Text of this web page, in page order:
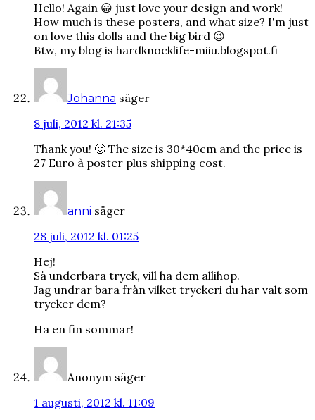
Hello! Again 😀 just love your design and work!
How much is these posters, and what size? I'm just
on love this dolls and the big bird 😉
Btw, my blog is hardknocklife-miiu.blogspot.fi
Johanna säger
8 juli, 2012 kl. 21:35
Thank you! 🙂 The size is 30*40cm and the price is
27 Euro à poster plus shipping cost.
anni säger
28 juli, 2012 kl. 01:25
Hej!
Så underbara tryck, vill ha dem allihop.
Jag undrar bara från vilket tryckeri du har valt som
trycker dem?
Ha en fin sommar!
Anonym säger
1 augusti, 2012 kl. 11:09